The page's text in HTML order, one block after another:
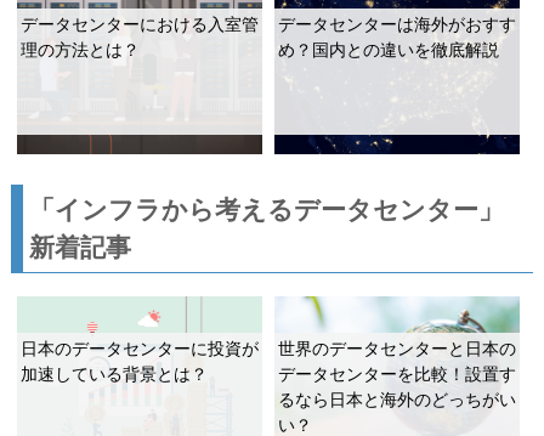
データセンターにおける入室管
理の方法とは？
データセンターは海外がおすす
め？国内との違いを徹底解説
「インフラから考えるデータセンター」
新着記事
日本のデータセンターに投資が
加速している背景とは？
世界のデータセンターと日本の
データセンターを比較！設置す
るなら日本と海外のどっちがい
い？